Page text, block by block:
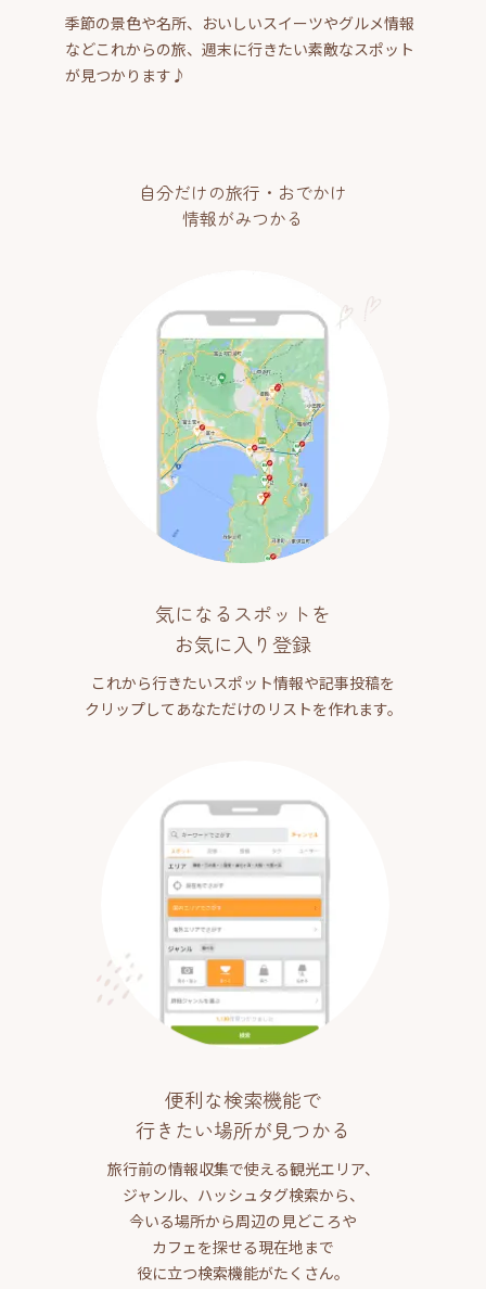
季節の景色や名所、おいしいスイーツやグルメ情報
などこれからの旅、週末に行きたい素敵なスポット
が見つかります♪
自分だけの旅行・おでかけ
情報がみつかる
気になるスポットを
お気に入り登録
これから行きたいスポット情報や記事投稿を
クリップしてあなただけのリストを作れます。
便利な検索機能で
行きたい場所が見つかる
旅行前の情報収集で使える観光エリア、
ジャンル、ハッシュタグ検索から、
今いる場所から周辺の見どころや
カフェを探せる現在地まで
役に立つ検索機能がたくさん。